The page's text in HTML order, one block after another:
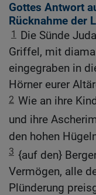
Gottes Antwort
Rücknahme der
1
Die Sünde
Griffel, mit
eingegraben in
Hörner eurer
2 Wie an ihre
und ihre
den hohen
3 {auf den}
Vermögen, alle
Plünderung